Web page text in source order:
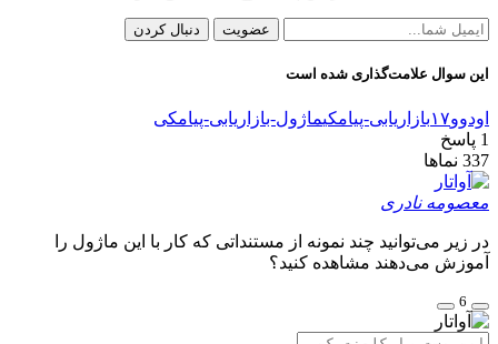
عضویت دنبال کردن
این سوال علامت‌گذاری شده است
اودوو۱۷ بازاریابی-پیامکیماژول-بازاریابی-پیامکی
1 پاسخ
337 نماها
معصومه نادری
در زیر می‌توانید چند نمونه از مستنداتی که کار با این ماژول را
آموزش می‌دهند مشاهده کنید؟
6